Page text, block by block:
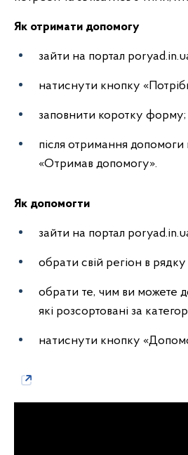
Як отримати допомогу
зайти на портал
натиснути кнопку
заповнити коротку форму;
після отримання
«Отримав допомогу».
Як допомогти
зайти на портал
обрати свій регіон в
обрати те, чим ви можете
які розсортовані за
натиснути кнопку